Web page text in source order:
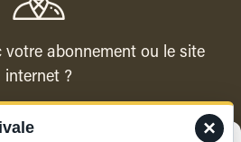
votre abonnement ou le site
internet ?
le service client ×